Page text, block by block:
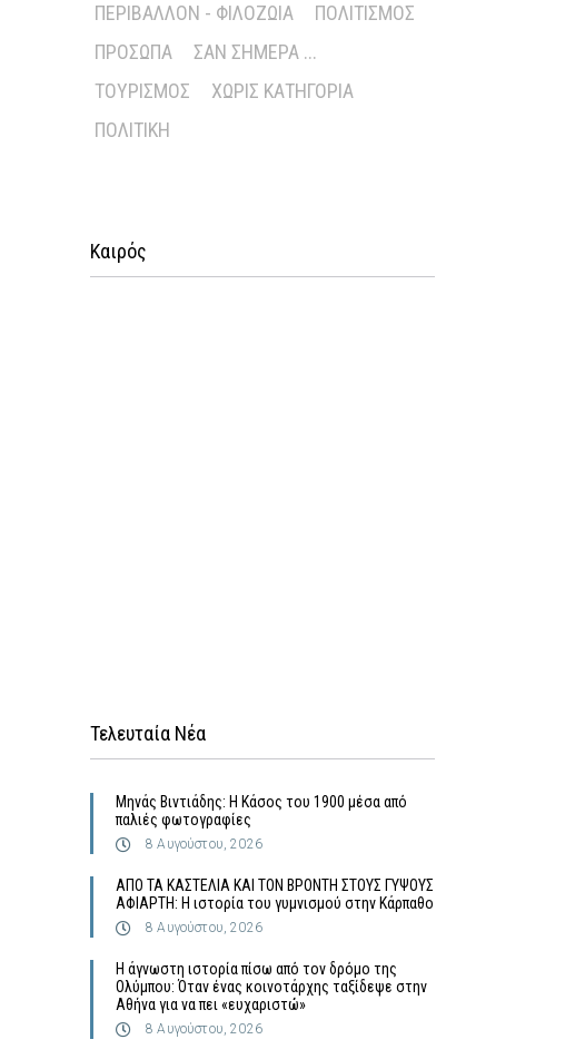
ΠΕΡΙΒΆΛΛΟΝ - ΦΙΛΟΖΩΊΑ
ΠΟΛΙΤΙΣΜΌΣ
ΠΡΌΣΩΠΑ
ΣΑΝ ΣΉΜΕΡΑ ...
ΤΟΥΡΙΣΜΌΣ
ΧΩΡΊΣ ΚΑΤΗΓΟΡΊΑ
ΠΟΛΙΤΙΚΉ
Καιρός
Τελευταία Νέα
Μηνάς Βιντιάδης: Η Κάσος του 1900 μέσα από
παλιές φωτογραφίες
8 Αυγούστου, 2026
ΑΠΟ ΤΑ ΚΑΣΤΕΛΙΑ ΚΑΙ ΤΟΝ ΒΡΟΝΤΗ ΣΤΟΥΣ ΓΥΨΟΥΣ
ΑΦΙΑΡΤΗ: Η ιστορία του γυμνισμού στην Κάρπαθο
8 Αυγούστου, 2026
Η άγνωστη ιστορία πίσω από τον δρόμο της
Ολύμπου: Όταν ένας κοινοτάρχης ταξίδεψε στην
Αθήνα για να πει «ευχαριστώ»
8 Αυγούστου, 2026